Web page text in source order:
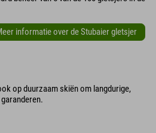
informatie over de Stubaier gletsjer
op duurzaam skiën om langdurige,